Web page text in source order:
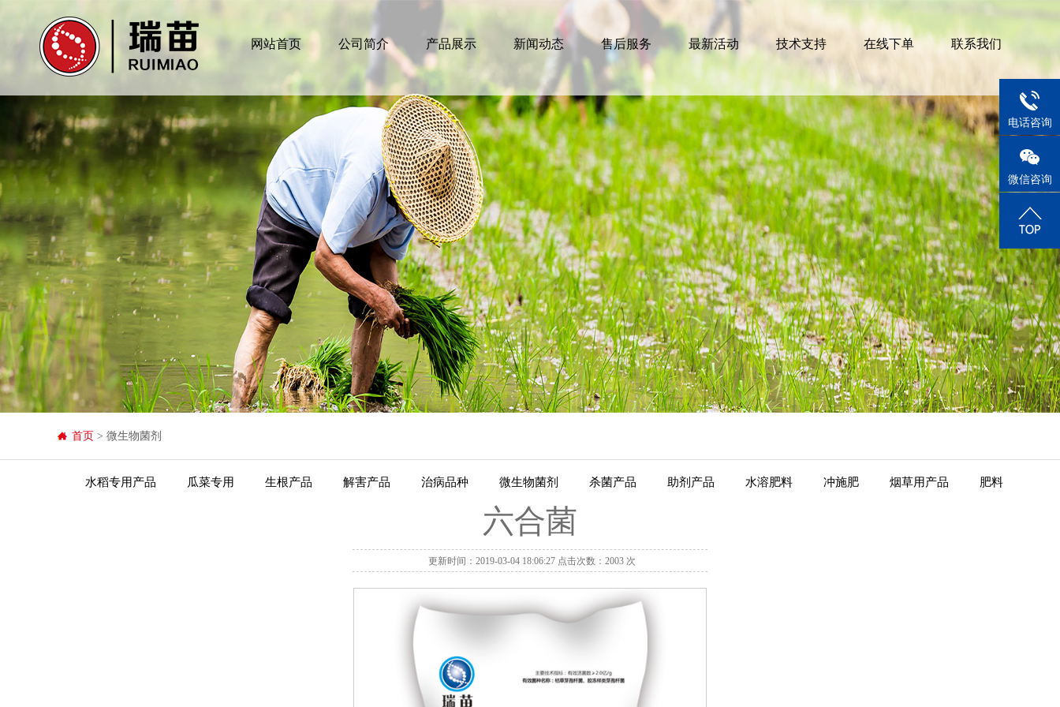
网站首页 公司简介 产品展示 新闻动态 售后服务 最新活动 技术支持 在线下单 联系我们
首页 > 微生物菌剂
水稻专用产品 瓜菜专用 生根产品 解害产品 治病品种 微生物菌剂 杀菌产品 助剂产品 水溶肥料 冲施肥 烟草用产品 肥料
六合菌
更新时间：2019-03-04 18:06:27 点击次数：2003 次
电话咨询
微信咨询